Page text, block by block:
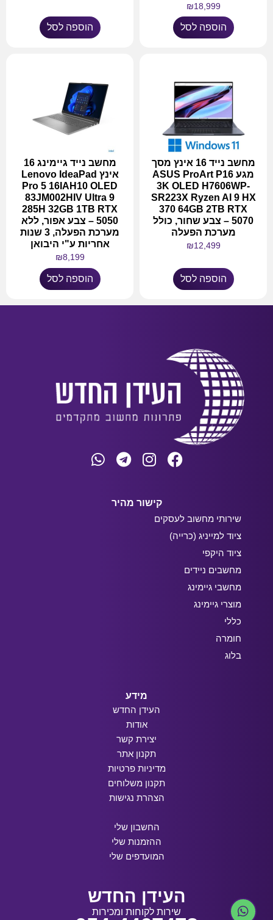
₪18,999
הוספה לסל הוספה לסל
מחשב נייד 16 אינץ מסך
מגע ASUS ProArt P16
3K OLED H7606WP-
SR223X Ryzen AI 9 HX
370 64GB 2TB RTX
5070 – צבע שחור, כולל
מערכת הפעלה
₪12,499
הוספה לסל
מחשב נייד גיימינג 16
אינץ Lenovo IdeaPad
Pro 5 16IAH10 OLED
83JM002HIV Ultra 9
285H 32GB 1TB RTX
5050 – צבע אפור, ללא
מערכת הפעלה, 3 שנות
אחריות ע"י היבואן
₪8,199
הוספה לסל
קישור מהיר
שירותי מחשוב לעסקים
ציוד למייניג (כרייה)
ציוד היקפי
מחשבים ניידים
מחשבי גיימינג
מוצרי גיימינג
כללי
חומרה
בלוג
מידע
העידן החדש
אודות
יצירת קשר
תקנון אתר
מדיניות פרטיות
תקנון משלוחים
הצהרת נגישות
החשבון שלי
ההזמנות שלי
המועדפים שלי
העידן החדש
שירות לקוחות ומכירות